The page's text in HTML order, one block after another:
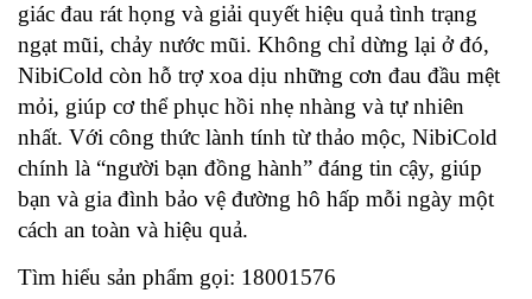
giác đau rát họng và giải quyết hiệu quả tình trạng
ngạt mũi, chảy nước mũi. Không chỉ dừng lại ở đó,
NibiCold còn hỗ trợ xoa dịu những cơn đau đầu mệt
mỏi, giúp cơ thể phục hồi nhẹ nhàng và tự nhiên
nhất. Với công thức lành tính từ thảo mộc, NibiCold
chính là “người bạn đồng hành” đáng tin cậy, giúp
bạn và gia đình bảo vệ đường hô hấp mỗi ngày một
cách an toàn và hiệu quả.
Tìm hiểu sản phẩm gọi: 18001576